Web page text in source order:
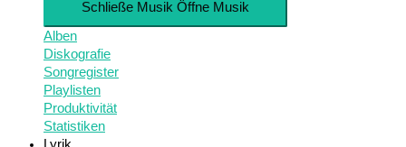
Schließe Musik Öffne Musik
Alben
Diskografie
Songregister
Playlisten
Produktivität
Statistiken
Lyrik